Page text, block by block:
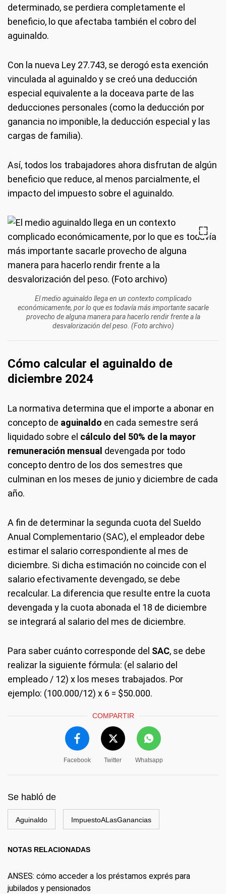
determinado, se perdiera completamente el
beneficio, lo que afectaba también el cobro del
aguinaldo.
Con la nueva Ley 27.743, se derogó esta exención
vinculada al aguinaldo y se creó una deducción
especial equivalente a la doceava parte de las
deducciones personales (como la deducción por
ganancia no imponible, la deducción especial y las
cargas de familia).
Así, todos los trabajadores ahora disfrutan de algún
beneficio que reduce, al menos parcialmente, el
impacto del impuesto sobre el aguinaldo.
El medio aguinaldo llega en un contexto complicado
económicamente, por lo que es todavía más importante sacarle
provecho de alguna manera para hacerlo rendir frente a la
desvalorización del peso. (Foto archivo)
Cómo calcular el aguinaldo de
diciembre 2024
La normativa determina que el importe a abonar en
concepto de aguinaldo en cada semestre será
liquidado sobre el cálculo del 50% de la mayor
remuneración mensual devengada por todo
concepto dentro de los dos semestres que
culminan en los meses de junio y diciembre de cada
año.
A fin de determinar la segunda cuota del Sueldo
Anual Complementario (SAC), el empleador debe
estimar el salario correspondiente al mes de
diciembre. Si dicha estimación no coincide con el
salario efectivamente devengado, se debe
recalcular. La diferencia que resulte entre la cuota
devengada y la cuota abonada el 18 de diciembre
se integrará al salario del mes de diciembre.
Para saber cuánto corresponde del SAC, se debe
realizar la siguiente fórmula: (el salario del
empleado / 12) x los meses trabajados. Por
ejemplo: (100.000/12) x 6 = $50.000.
COMPARTIR
Facebook Twitter Whatsapp
Se habló de
Aguinaldo ImpuestoALasGanancias
NOTAS RELACIONADAS
ANSES: cómo acceder a los préstamos exprés para
jubilados y pensionados